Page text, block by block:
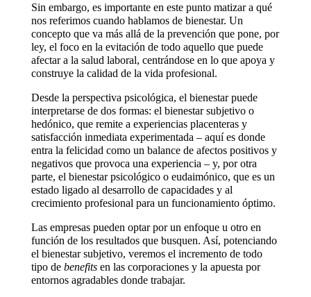
Sin embargo, es importante en este punto matizar a qué
nos referimos cuando hablamos de bienestar. Un
concepto que va más allá de la prevención que pone, por
ley, el foco en la evitación de todo aquello que puede
afectar a la salud laboral, centrándose en lo que apoya y
construye la calidad de la vida profesional.
Desde la perspectiva psicológica, el bienestar puede
interpretarse de dos formas: el bienestar subjetivo o
hedónico, que remite a experiencias placenteras y
satisfacción inmediata experimentada – aquí es donde
entra la felicidad como un balance de afectos positivos y
negativos que provoca una experiencia – y, por otra
parte, el bienestar psicológico o eudaimónico, que es un
estado ligado al desarrollo de capacidades y al
crecimiento profesional para un funcionamiento óptimo.
Las empresas pueden optar por un enfoque u otro en
función de los resultados que busquen. Así, potenciando
el bienestar subjetivo, veremos el incremento de todo
tipo debenefitsen las corporaciones y la apuesta por
entornos agradables donde trabajar.